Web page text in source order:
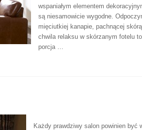
wspaniałym elementem
są niesamowicie wygodne.
mięciutkiej kanapie, pachnącej
chwila relaksu w skórzanym fotelu to
porcja …
Każdy prawdziwy salon powinien być